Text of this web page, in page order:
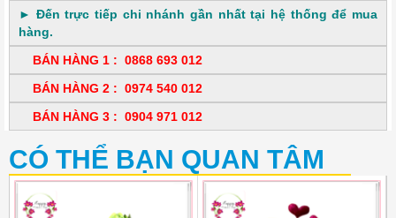
► Đến trực tiếp chi nhánh gần nhất tại hệ thống để mua
hàng.
BÁN HÀNG 1 : 0868 693 012
BÁN HÀNG 2 : 0974 540 012
BÁN HÀNG 3 : 0904 971 012
CÓ THỂ BẠN QUAN TÂM